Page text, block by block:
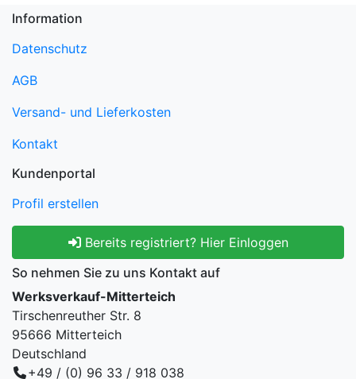
Information
Datenschutz
AGB
Versand- und Lieferkosten
Kontakt
Kundenportal
Profil erstellen
Bereits registriert? Hier Einloggen
So nehmen Sie zu uns Kontakt auf
Werksverkauf-Mitterteich
Tirschenreuther Str. 8
95666 Mitterteich
Deutschland
+49 / (0) 96 33 / 918 038